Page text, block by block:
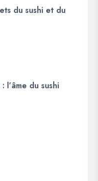
du sushi et du
l’âme du sushi